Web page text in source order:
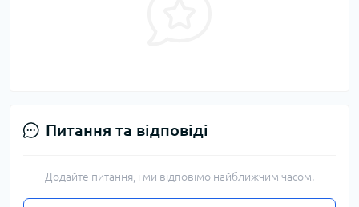
Питання та відповіді
Додайте питання, і ми відповімо найближчим часом.